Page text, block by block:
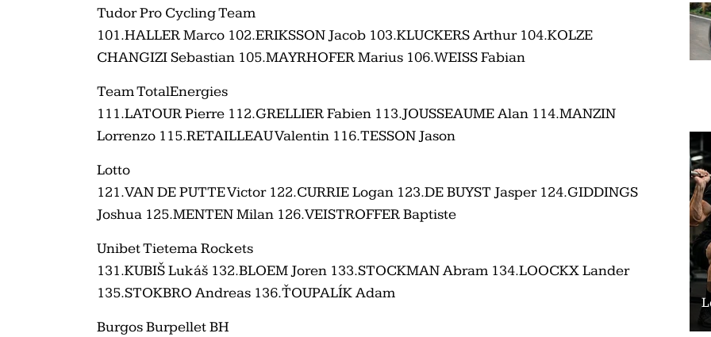
Tudor Pro Cycling Team
101.HALLER Marco 102.ERIKSSON Jacob 103.KLUCKERS Arthur 104.KOLZE
CHANGIZI Sebastian 105.MAYRHOFER Marius 106.WEISS Fabian
Team TotalEnergies
111.LATOUR Pierre 112.GRELLIER Fabien 113.JOUSSEAUME Alan 114.MANZIN
Lorrenzo 115.RETAILLEAU Valentin 116.TESSON Jason
Lotto
121.VAN DE PUTTE Victor 122.CURRIE Logan 123.DE BUYST Jasper 124.GIDDINGS
Joshua 125.MENTEN Milan 126.VEISTROFFER Baptiste
Unibet Tietema Rockets
131.KUBIŠ Lukáš 132.BLOEM Joren 133.STOCKMAN Abram 134.LOOCKX Lander
135.STOKBRO Andreas 136.ŤOUPALÍK Adam
Burgos Burpellet BH